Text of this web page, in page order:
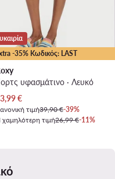
-35% Κωδικός: LAST
υφασμάτινο · Λευκό
τιμή
€
τιμή39,90 €-39%
χαμηλότερη τιμή26,99 €-11%